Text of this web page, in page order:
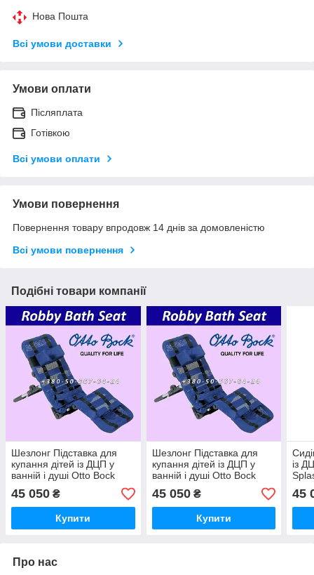
Нова Пошта
Всі умови доставки
Умови оплати
Післяплата
Готівкою
Всі умови оплати
Умови повернення
Повернення товару впродовж 14 днів за домовленістю
Всі умови повернення
Подібні товари компанії
Шезлонг Підставка для
купання дітей із ДЦП у
ванній і душі Otto Bock
Robby Seat
45 050 ₴
Купити
Шезлонг Підставка для
купання дітей із ДЦП у
ванній і душі Otto Bock
Robby Bath Seat Size 2
45 050₴
Купити
із
Seat
45
Про нас